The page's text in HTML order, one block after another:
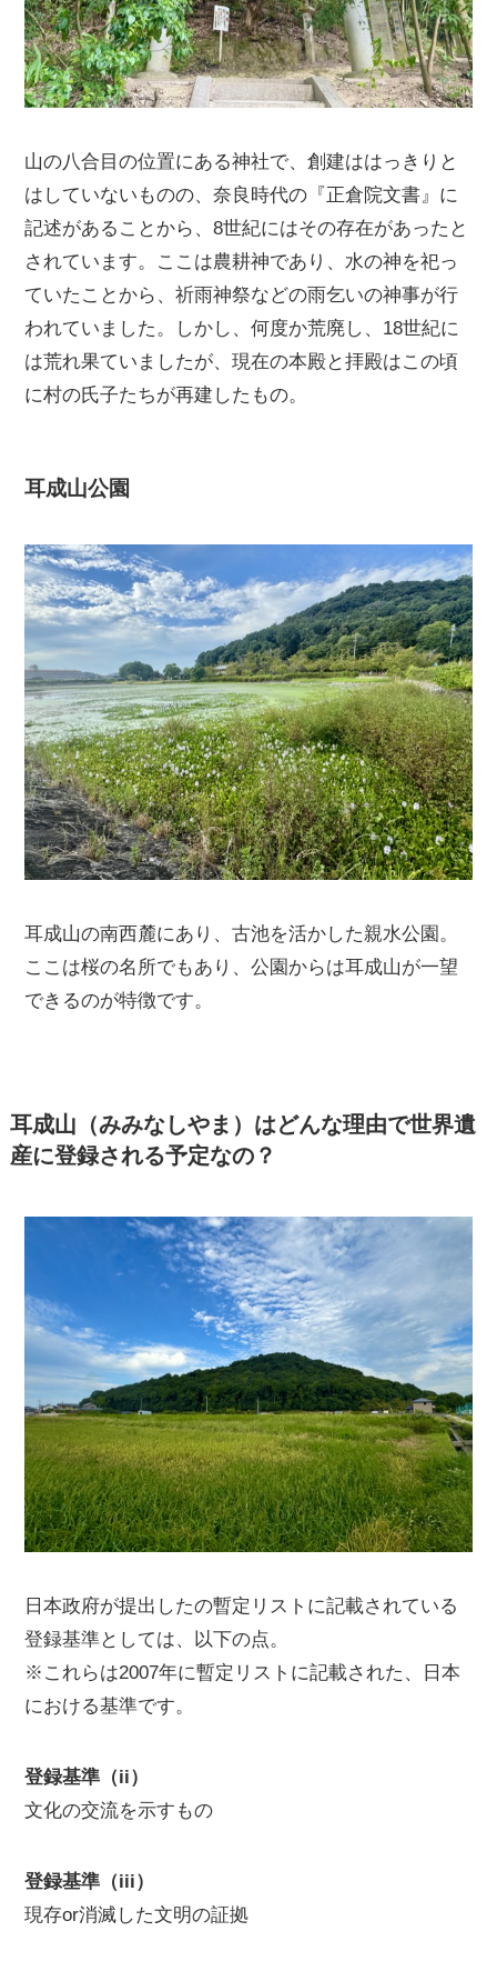
山の八合目の位置にある神社で、創建ははっきりと
はしていないものの、奈良時代の『正倉院文書』に
記述があることから、8世紀にはその存在があったと
されています。ここは農耕神であり、水の神を祀っ
ていたことから、祈雨神祭などの雨乞いの神事が行
われていました。しかし、何度か荒廃し、18世紀に
は荒れ果ていましたが、現在の本殿と拝殿はこの頃
に村の氏子たちが再建したもの。
耳成山公園
耳成山の南西麓にあり、古池を活かした親水公園。
ここは桜の名所でもあり、公園からは耳成山が一望
できるのが特徴です。
耳成山（みみなしやま）はどんな理由で世界遺
産に登録される予定なの？
日本政府が提出したの暫定リストに記載されている
登録基準としては、以下の点。
※これらは2007年に暫定リストに記載された、日本
における基準です。
登録基準（ii）
文化の交流を示すもの
登録基準（iii）
現存or消滅した文明の証拠